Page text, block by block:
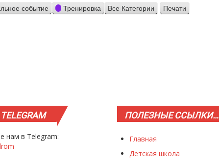
событие Тренировка Все Категории Просмотр
Печати
нам в Telegram:
ПОЛЕЗНЫЕССЫЛКИ…
Главная
Детская школа